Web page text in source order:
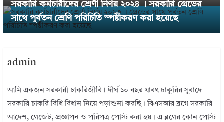
সরকারি কর্মচারীদের শ্রেণী নির্ণয় ২০২৪ । সরকারি গ্রেডের
সাথে পূর্বতন শ্রেণি পরিচিতি স্পষ্টীকরণ করা হয়েছে
admin
আমি একজন সরকারী চাকরিজীবি। দীর্ঘ ১০ বছর যাবৎ চাকুরির সুবাদে
সরকারি চাকরি বিধি বিধান নিয়ে পড়াশুনা করছি। বিএসআর ব্লগে সরকারি
আদেশ, গেজেট, প্রজ্ঞাপন ও পরিপত্র পোস্ট করা হয়। এ ব্লগের কোন পোস্ট